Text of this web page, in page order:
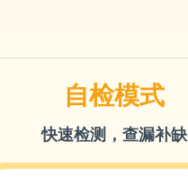
自检模式
快速检测，查漏补缺